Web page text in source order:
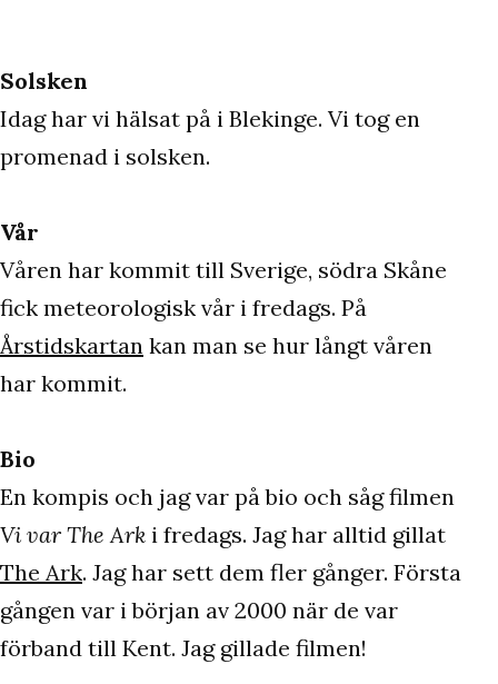
Solsken
Idag har vi hälsat på i Blekinge. Vi tog en
promenad i solsken.
Vår
Våren har kommit till Sverige, södra Skåne
fick meteorologisk vår i fredags. På
Årstidskartan kan man se hur långt våren
har kommit.
Bio
En kompis och jag var på bio och såg filmen
Vi var The Ark i fredags. Jag har alltid gillat
The Ark. Jag har sett dem fler gånger. Första
gången var i början av 2000 när de var
förband till Kent. Jag gillade filmen!